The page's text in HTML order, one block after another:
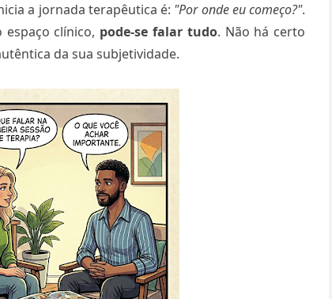
a jornada terapêutica é: "Por onde eu começo?".
clínico, pode-se falar tudo. Não há certo
da sua subjetividade.